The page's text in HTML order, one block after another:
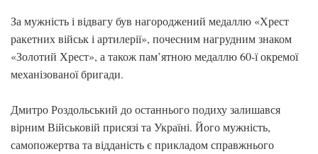
За мужність і відвагу був нагороджений медаллю «Хрест
ракетних військ і артилерії», почесним нагрудним знаком
«Золотий Хрест», а також пам’ятною медаллю 60-ї окремої
механізованої бригади.
Дмитро Роздольський до останнього подиху залишався
вірним Військовій присязі та Україні. Його мужність,
самопожертва та відданість є прикладом справжнього